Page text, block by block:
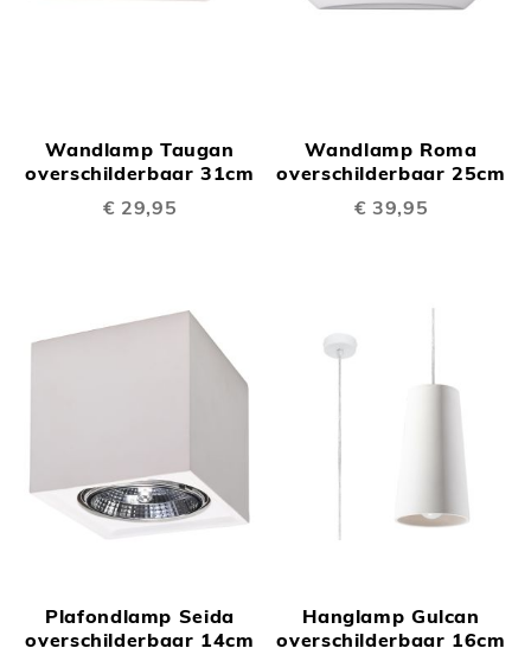
Wandlamp Taugan
overschilderbaar 31cm
€ 29,95
Wandlamp Roma
overschilderbaar 25cm
€ 39,95
Plafondlamp Seida
overschilderbaar 14cm
Hanglamp Gulcan
overschilderbaar 16cm